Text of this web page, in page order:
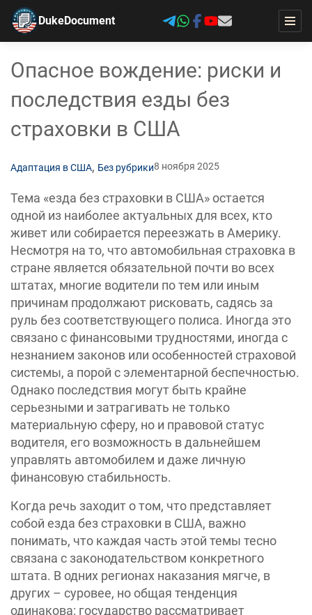
DukeDocument
Опасное вождение: риски и
последствия езды без
страховки в США
Адаптация в США, Без рубрики8 ноября 2025
Тема «езда без страховки в США» остается
одной из наиболее актуальных для всех, кто
живет или собирается переезжать в Америку.
Несмотря на то, что автомобильная страховка в
стране является обязательной почти во всех
штатах, многие водители по тем или иным
причинам продолжают рисковать, садясь за
руль без соответствующего полиса. Иногда это
связано с финансовыми трудностями, иногда с
незнанием законов или особенностей страховой
системы, а порой с элементарной беспечностью.
Однако последствия могут быть крайне
серьезными и затрагивать не только
материальную сферу, но и правовой статус
водителя, его возможность в дальнейшем
управлять автомобилем и даже личную
финансовую стабильность.
Когда речь заходит о том, что представляет
собой езда без страховки в США, важно
понимать, что каждая часть этой темы тесно
связана с законодательством конкретного
штата. В одних регионах наказания мягче, в
других – суровее, но общая тенденция
одинакова: государство рассматривает